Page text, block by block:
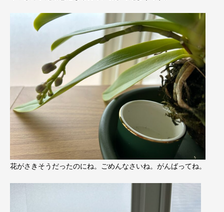
花がさきそうだったのにね。ごめんなさいね。がんばってね。